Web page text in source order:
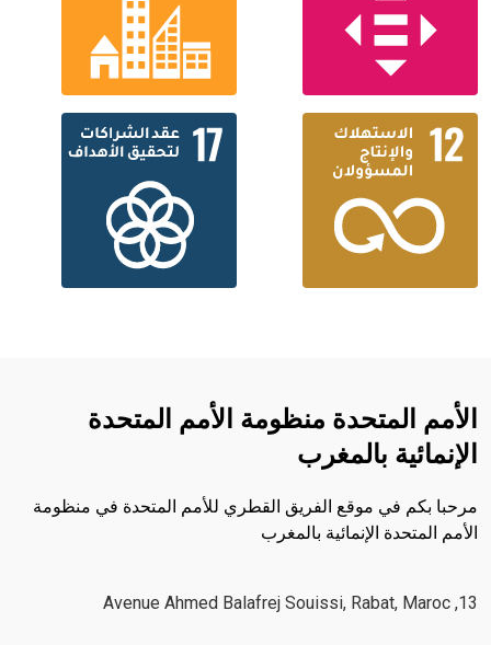
الأمم المتحدة منظومة الأمم المتحدة
الإنمائية بالمغرب
مرحبا بكم في موقع الفريق القطري للأمم المتحدة في منظومة
الأمم المتحدة الإنمائية بالمغرب
13, Avenue Ahmed Balafrej Souissi, Rabat, Maroc